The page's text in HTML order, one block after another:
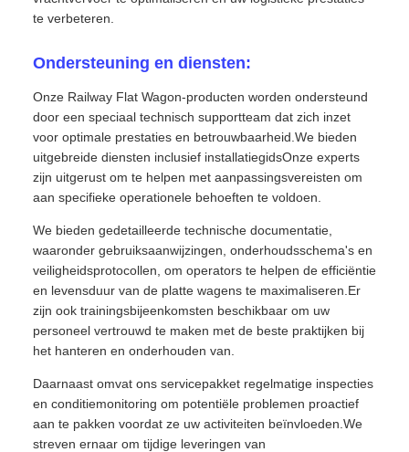
te verbeteren.
Ondersteuning en diensten:
Onze Railway Flat Wagon-producten worden ondersteund
door een speciaal technisch supportteam dat zich inzet
voor optimale prestaties en betrouwbaarheid.We bieden
uitgebreide diensten inclusief installatiegidsOnze experts
zijn uitgerust om te helpen met aanpassingsvereisten om
aan specifieke operationele behoeften te voldoen.
We bieden gedetailleerde technische documentatie,
waaronder gebruiksaanwijzingen, onderhoudsschema's en
veiligheidsprotocollen, om operators te helpen de efficiëntie
en levensduur van de platte wagens te maximaliseren.Er
zijn ook trainingsbijeenkomsten beschikbaar om uw
personeel vertrouwd te maken met de beste praktijken bij
het hanteren en onderhouden van.
Daarnaast omvat ons servicepakket regelmatige inspecties
en conditiemonitoring om potentiële problemen proactief
aan te pakken voordat ze uw activiteiten beïnvloeden.We
streven ernaar om tijdige leveringen van